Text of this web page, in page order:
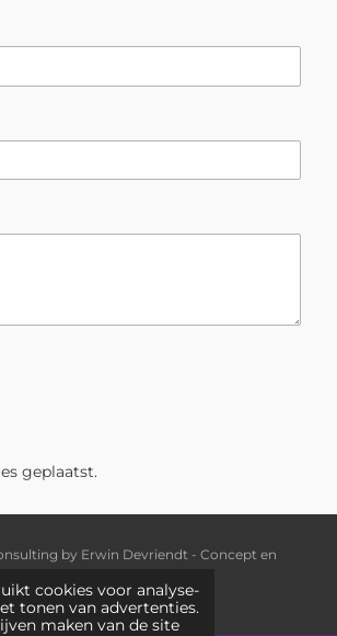
cookies voor analyse-
tonen van advertenties.
maken van de site
geplaatst.
by Erwin Devriendt - Concept en